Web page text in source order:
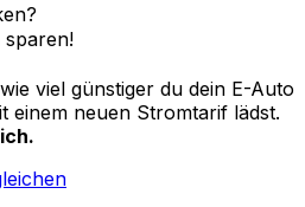
sparen!
viel günstiger du dein E-Auto
einem neuen Stromtarif lädst.